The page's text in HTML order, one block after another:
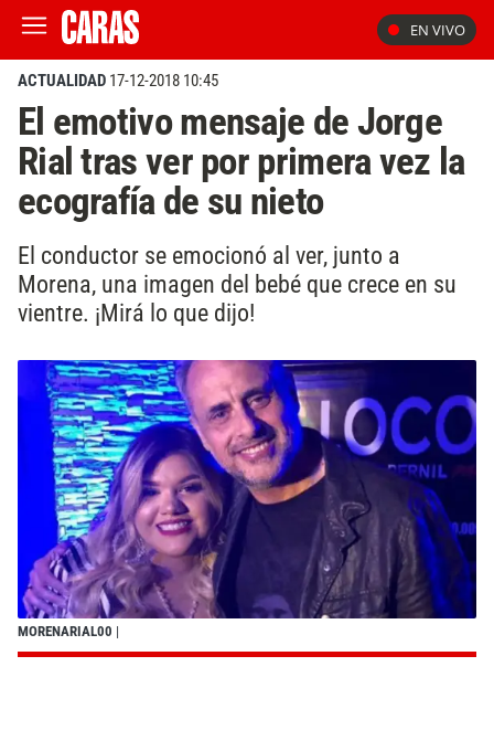
EN VIVO
ACTUALIDAD 17-12-2018 10:45
El emotivo mensaje de Jorge
Rial tras ver por primera vez la
ecografía de su nieto
El conductor se emocionó al ver, junto a
Morena, una imagen del bebé que crece en su
vientre. ¡Mirá lo que dijo!
MORENARIAL00 |